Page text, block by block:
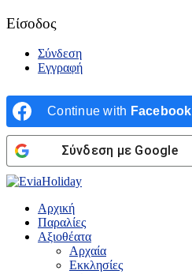
Είσοδος
Σύνδεση
Εγγραφή
Continue with Facebook
Σύνδεση με Google
Αρχική
Παραλίες
Αξιοθέατα
Αρχαία
Εκκλησίες